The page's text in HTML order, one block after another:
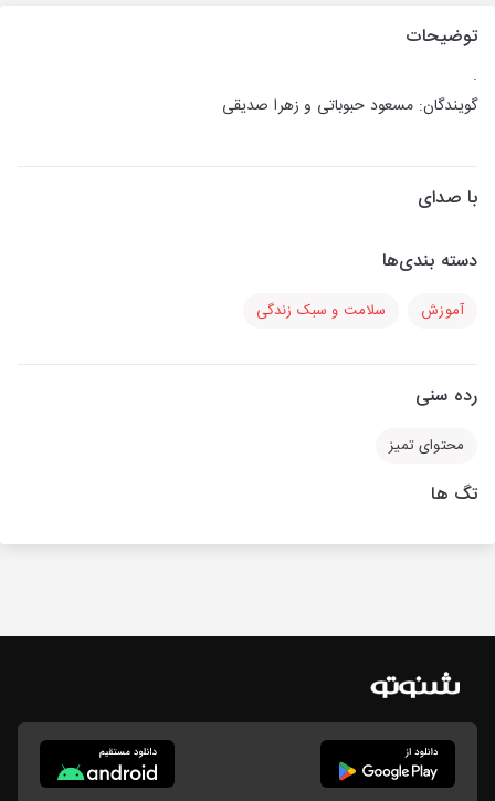
توضیحات
.
گویندگان: مسعود حبوباتی و زهرا صدیقی
با صدای
دسته بندی‌ها
آموزش سلامت و سبک زندگی
رده سنی
محتوای تمیز
تگ ها